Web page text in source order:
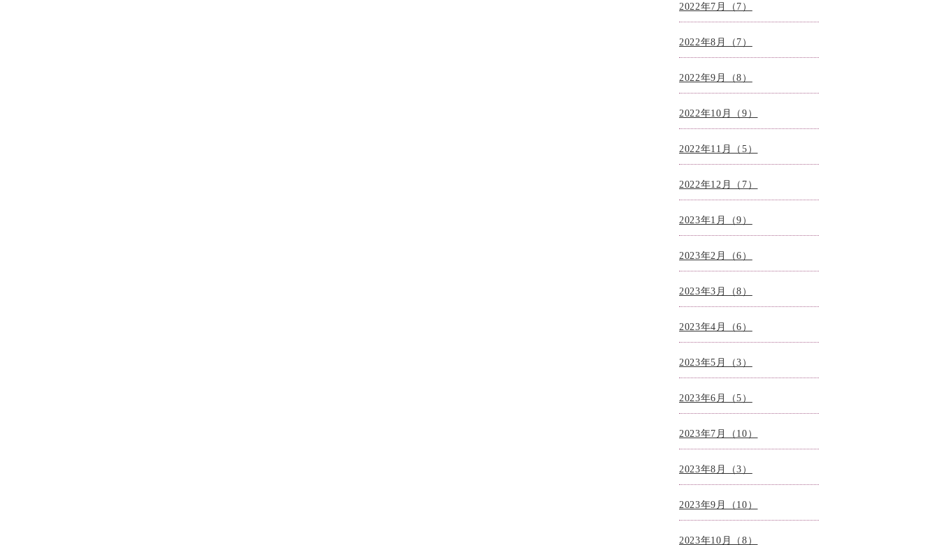
2022年7月（7）
2022年8月（7）
2022年9月（8）
2022年10月（9）
2022年11月（5）
2022年12月（7）
2023年1月（9）
2023年2月（6）
2023年3月（8）
2023年4月（6）
2023年5月（3）
2023年6月（5）
2023年7月（10）
2023年8月（3）
2023年9月（10）
2023年10月（8）